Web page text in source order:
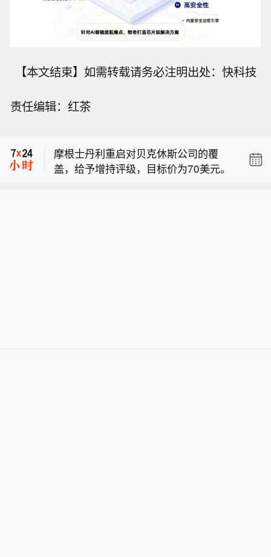
【本文结束】如需转载请务必注明出处：快科技
责任编辑：红茶量87415吨，日环比减少10.87%。受期
幅震荡运行。（新华财经）
预算范围内。
摩根士丹利重启对贝克休斯公司的覆
盖，给予增持评级，目标价为70美元。